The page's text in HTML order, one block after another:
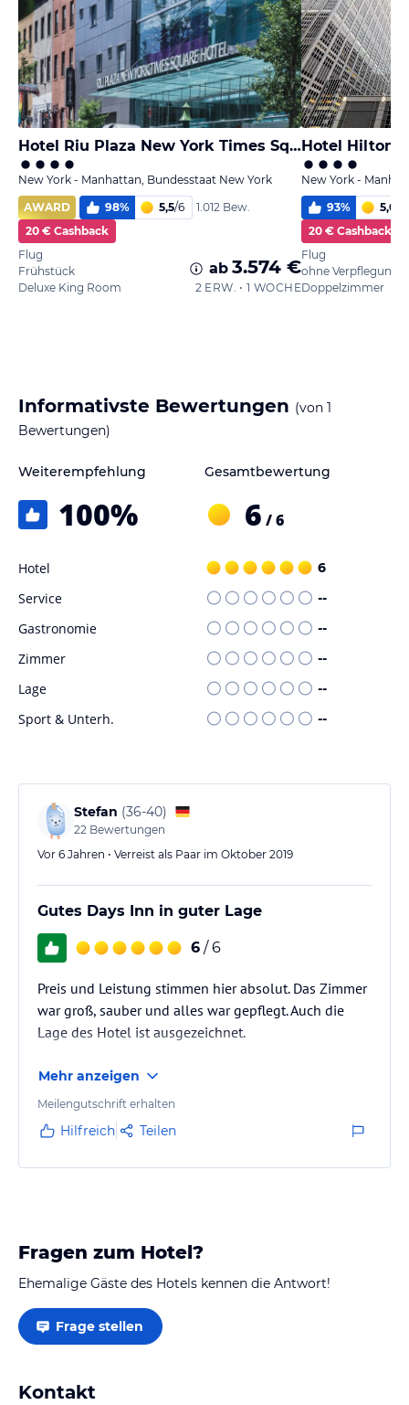
Hotel Riu Plaza New York Times Square
New York - Manhattan, Bundesstaat New York
AWARD
98% 5,5/6
1.012 Bew.
20 € Cashback
Flug
Frühstück
Deluxe King Room
ab 3.574 €
2 ERW. • 1 WOCHE
Hotel Hilton
New York -
93% 5,0
20 € Cashback
Flug
ohne Verpflegung
Doppelzimmer
Informativste Bewertungen (von 1
Bewertungen)
Weiterempfehlung
100%
Gesamtbewertung
6 / 6
Hotel 6
Service --
Gastronomie --
Zimmer --
Lage --
Sport & Unterh. --
Stefan (36-40)
22 Bewertungen
Vor 6 Jahren • Verreist als Paar im Oktober 2019
Gutes Days Inn in guter Lage
6 / 6
Preis und Leistung stimmen hier absolut. Das Zimmer
war groß, sauber und alles war gepflegt. Auch die
Lage des Hotel ist ausgezeichnet.
Mehr anzeigen
Meilengutschrift erhalten
Hilfreich Teilen
Fragen zum Hotel?
Ehemalige Gäste des Hotels kennen die Antwort!
Frage stellen
Kontakt